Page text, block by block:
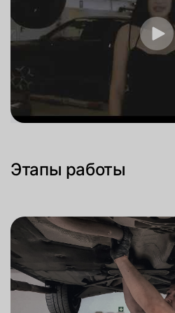
Этапы работы